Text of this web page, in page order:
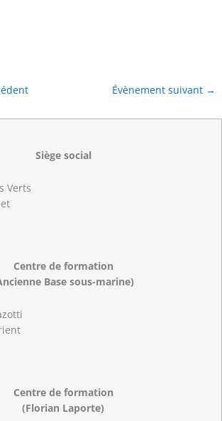
Évènement suivant →
Siège social
Verts
Centre de formation
Base sous-marine)
Centre de formation
(Florian Laporte)